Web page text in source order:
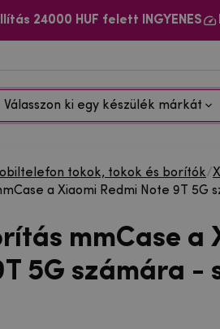
24000 HUF felett INGYENES
Válasszon ki egy készülék márkát
tokok, tokok és borítók/
a Xiaomi Redmi Note 9T 5G
mmCase a
5G számára -